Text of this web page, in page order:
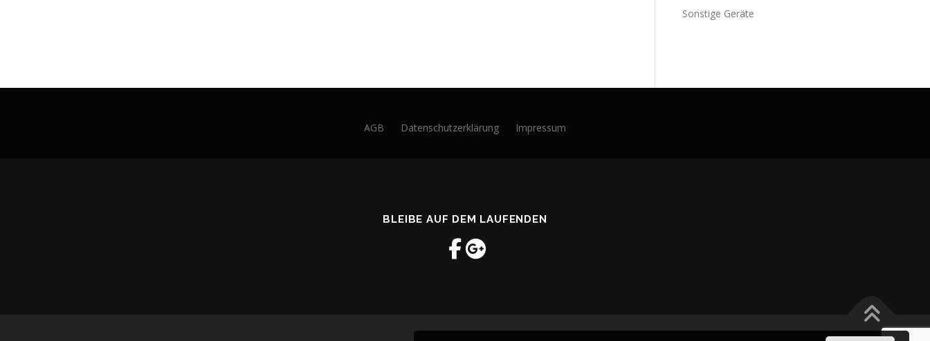
Sonstige Geräte
AGB Datenschutzerklärung Impressum
BLEIBE AUF DEM LAUFENDEN